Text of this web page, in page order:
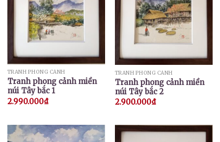
TRANH PHONG CẢNH
Tranh phong cảnh miền
núi Tây bắc 1
2.990.000₫
TRANH PHONG CẢNH
Tranh phong cảnh miền
núi Tây bắc 2
2.900.000₫